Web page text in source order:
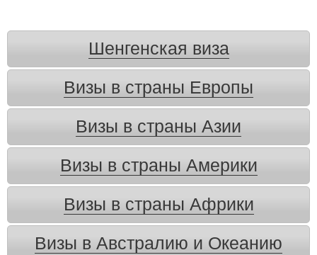
Шенгенская виза
Визы в страны Европы
Визы в страны Азии
Визы в страны Америки
Визы в страны Африки
Визы в Австралию и Океанию